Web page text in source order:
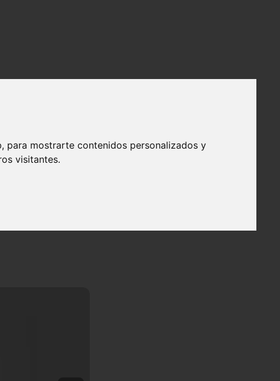
para mostrarte contenidos personalizados y
visitantes.